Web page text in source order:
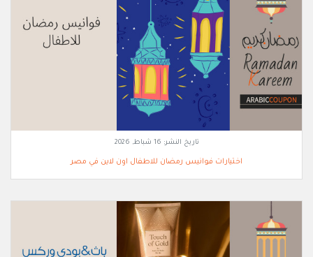
تاريخ النشر: 16 شباط, 2026
اختيارات فوانيس رمضان للاطفال اون لاين في مصر